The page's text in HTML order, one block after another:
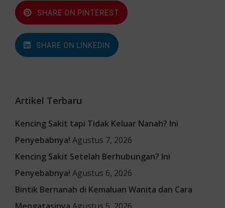
SHARE ON PINTEREST
SHARE ON LINKEDIN
Artikel Terbaru
Kencing Sakit tapi Tidak Keluar Nanah? Ini
Penyebabnya! Agustus 7, 2026
Kencing Sakit Setelah Berhubungan? Ini
Penyebabnya! Agustus 6, 2026
Bintik Bernanah di Kemaluan Wanita dan Cara